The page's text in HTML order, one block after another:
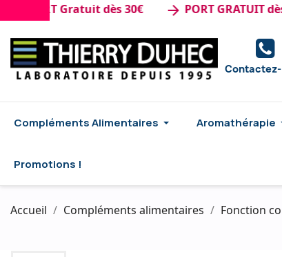
Gratuit dès 30€ arrow_forward PORT GRATUIT dès
Compléments Alimentaires Aromathérapie
Promotions !
Accueil Compléments alimentaires Fonction